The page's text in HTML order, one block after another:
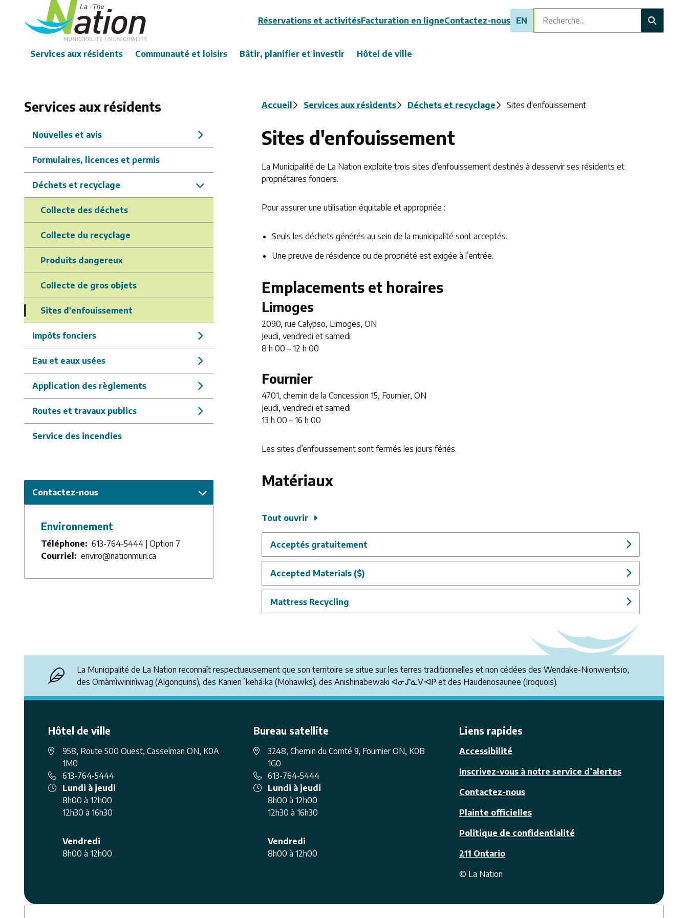
contenu
Header
Réservations et activitésFacturation en ligneContactez-nous EN
Recherche
Main
Services aux résidents Communauté et loisirs Bâtir, planifier et investir Hôtel de ville
Services aux résidents
Nouvelles et avis
Formulaires, licences et permis
Déchets et recyclage
Collecte des déchets
Collecte du recyclage
Produits dangereux
Collecte de gros objets
Sites d'enfouissement
Impôts fonciers
Eau et eaux usées
Application des règlements
Routes et travaux publics
Service des incendies
Contactez-nous
Environnement
Téléphone
613-764-5444 | Option 7
Courriel
enviro@nationmun.ca
Fil
d'Ariane
Accueil Services aux résidents Déchets et recyclage Sites d'enfouissement
Sites d'enfouissement
La Municipalité de La Nation exploite trois sites d’enfouissement destinés à desservir ses résidents et
propriétaires fonciers.
Pour assurer une utilisation équitable et appropriée :
Seuls les déchets générés au sein de la municipalité sont acceptés.
Une preuve de résidence ou de propriété est exigée à l’entrée.
Emplacements et horaires
Limoges
2090, rue Calypso, Limoges, ON
Jeudi, vendredi et samedi
8 h 00 – 12 h 00
Fournier
4701, chemin de la Concession 15, Fournier, ON
Jeudi, vendredi et samedi
13 h 00 – 16 h 00
Les sites d’enfouissement sont fermés les jours fériés.
Matériaux
Tout ouvrir
Acceptés gratuitement
Accepted Materials ($)
Mattress Recycling
La Municipalité de La Nation reconnaît respectueusement que son territoire se situe sur les terres traditionnelles et non cédées des Wendake-Nionwentsïo,
des Omàmìwininìwag (Algonquins), des Kanienʼkehá꞉ka (Mohawks), des Anishinabewaki ᐊᓂᔑᓈᐯᐗᑭ et des Haudenosaunee (Iroquois).
Hôtel de ville
958, Route 500 Ouest, Casselman ON, K0A
1M0
613-764-5444
Lundi à jeudi
8h00 à 12h00
12h30 à 16h30
Vendredi
8h00 à 12h00
Bureau satellite
3248, Chemin du Comté 9, Fournier ON, K0B
1G0
613-764-5444
Lundi à jeudi
8h00 à 12h00
12h30 à 16h30
Vendredi
8h00 à 12h00
Liens rapides
Accessibilité
Inscrivez-vous à notre service d’alertes
Contactez-nous
Plainte officielles
Politique de confidentialité
211 Ontario
© La Nation